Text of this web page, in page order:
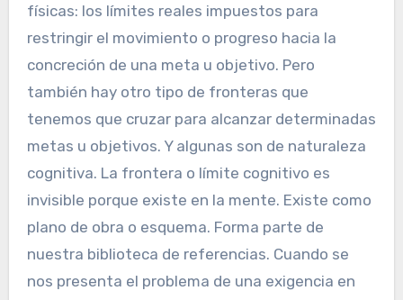
físicas: los límites reales impuestos para
restringir el movimiento o progreso hacia la
concreción de una meta u objetivo. Pero
también hay otro tipo de fronteras que
tenemos que cruzar para alcanzar determinadas
metas u objetivos. Y algunas son de naturaleza
cognitiva. La frontera o límite cognitivo es
invisible porque existe en la mente. Existe como
plano de obra o esquema. Forma parte de
nuestra biblioteca de referencias. Cuando se
nos presenta el problema de una exigencia en